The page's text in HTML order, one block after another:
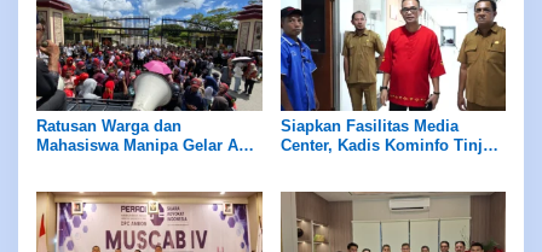
Ratusan Warga dan
Mahasiswa Manipa Gelar Aksi
Abdullah Mahu
Siapkan Fasilitas Media
Center, Kadis Kominfo Tinjau